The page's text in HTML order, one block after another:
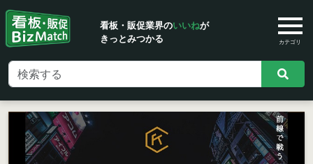
看板・販促業界のいいねが
きっとみつかる
カテゴリ